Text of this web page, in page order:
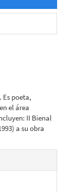
poeta,
el área
II Bienal
a su obra